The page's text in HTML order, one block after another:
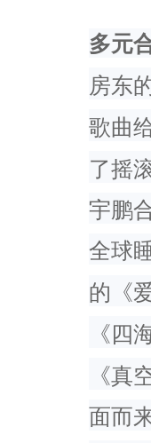
多元
房东
歌曲
了摇
宇鹏
全球
的《
《四
《真
面而